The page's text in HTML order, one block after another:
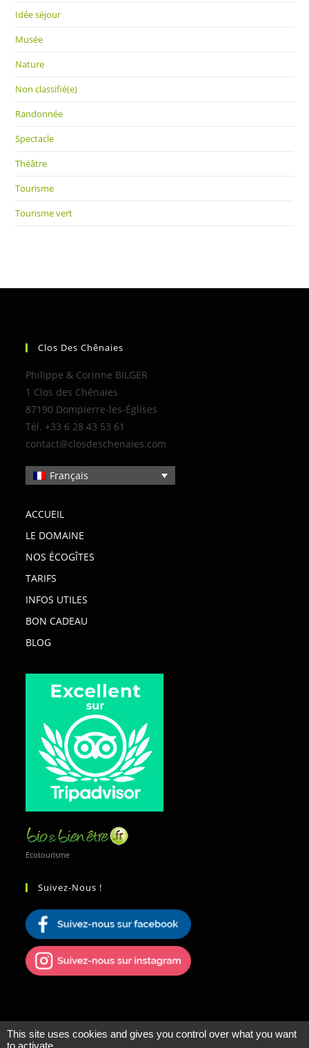
Idée séjour
Musée
Nature
Non classifié(e)
Randonnée
Spectacle
Théâtre
Tourisme
Tourisme vert
Clos Des Chênaies
Philippe & Corinne BILGER
1 Clos des Chênaies
87190 Dompierre-les-Églises
Tél. +33 6 28 43 53 61
contact@closdeschenaies.com
Français
ACCUEIL
LE DOMAINE
NOS ÉCOGÎTES
TARIFS
INFOS UTILES
BON CADEAU
BLOG
Ecotourisme
Suivez-Nous !
This site uses cookies and gives you control over what you want
to activate